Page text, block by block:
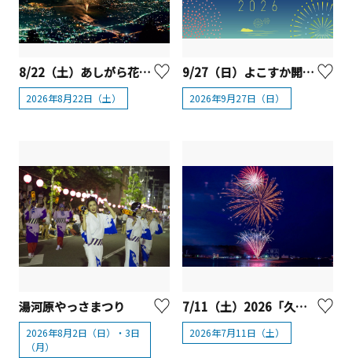
8/22（土）あしがら花火大会【松田町・開成町】
2026年8月22日（土）
9/27（日）よこすか開国花火大会2026
2026年9月27日（日）
湯河原やっさまつり
2026年8月2日（日）・3日
（月）
7/11（土）2026「久里浜ペリー祭花火大会」【横須賀市】
2026年7月11日（土）